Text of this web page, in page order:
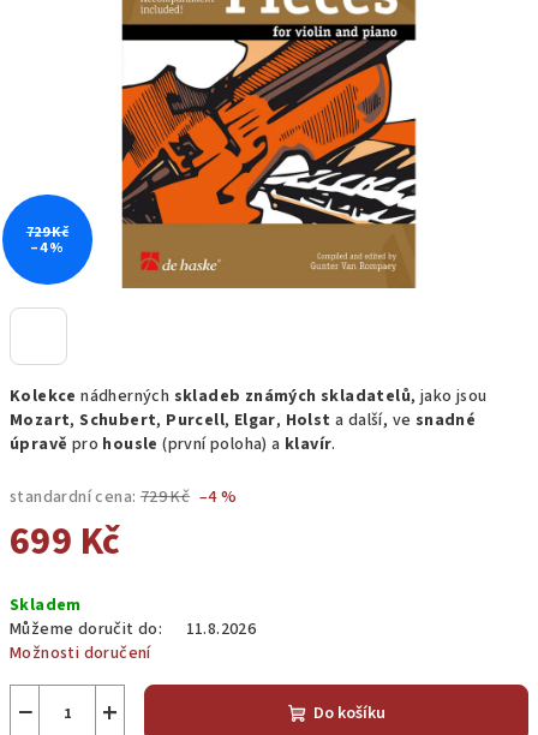
Kolekce nádherných skladeb známých skladatelů, jako jsou
Mozart,Schubert, Purcell, Elgar, Holst a další, ve snadné
úpravě pro housle (první poloha) a klavír.
standardní cena: 729 Kč –4 %
699 Kč
cena:
Skladem
Můžeme doručit do:
11.8.2026
Možnosti doručení
+
− Do košíku
hvězdiček.
729 Kč
–4 %